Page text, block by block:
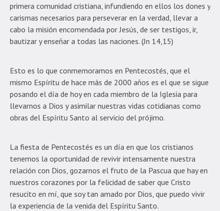
primera comunidad cristiana, infundiendo en ellos los dones y
carismas necesarios para perseverar en la verdad, llevar a
cabo la misión encomendada por Jesús, de ser testigos, ir,
bautizar y enseñar a todas las naciones. (Jn 14,15)
Esto es lo que conmemoramos en Pentecostés, que el
mismo Espíritu de hace más de 2000 años es el que se sigue
posando el día de hoy en cada miembro de la Iglesia para
llevarnos a Dios y asimilar nuestras vidas cotidianas como
obras del Espíritu Santo al servicio del prójimo.
La fiesta de Pentecostés es un día en que los cristianos
tenemos la oportunidad de revivir intensamente nuestra
relación con Dios, gozarnos el fruto de la Pascua que hay en
nuestros corazones por la felicidad de saber que Cristo
resucito en mí, que soy tan amado por Dios, que puedo vivir
la experiencia de la venida del Espíritu Santo.